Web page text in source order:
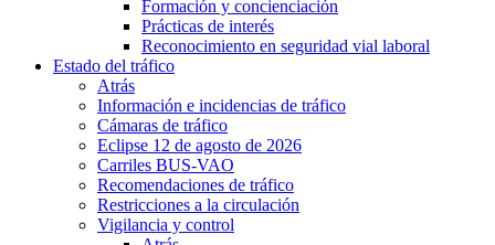
Formación y concienciación
Prácticas de interés
Reconocimiento en seguridad vial laboral
Estado del tráfico
Atrás
Información e incidencias de tráfico
Cámaras de tráfico
Eclipse 12 de agosto de 2026
Carriles BUS-VAO
Recomendaciones de tráfico
Restricciones a la circulación
Vigilancia y control